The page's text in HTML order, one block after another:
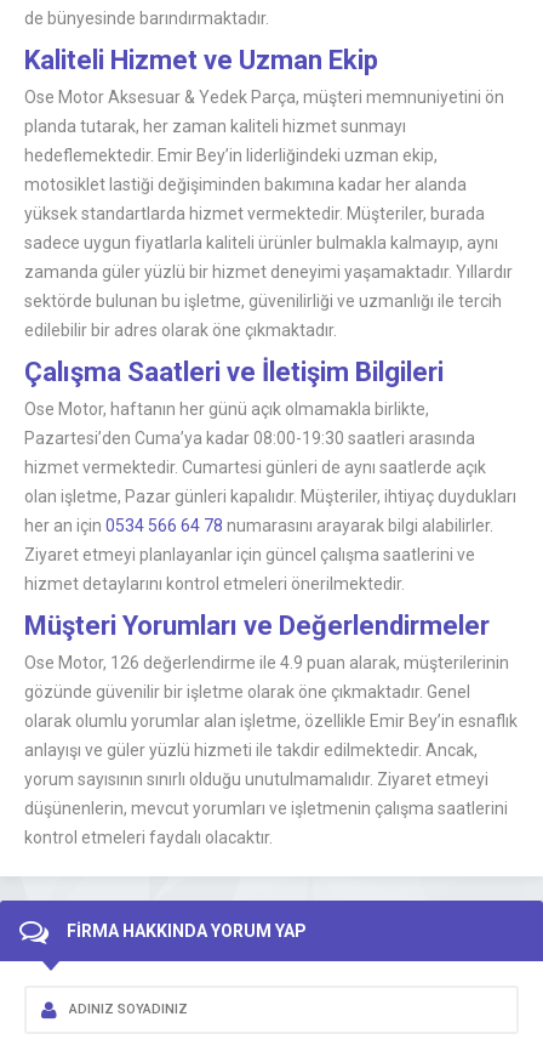
de bünyesinde barındırmaktadır.
Kaliteli Hizmet ve Uzman Ekip
Ose Motor Aksesuar & Yedek Parça, müşteri memnuniyetini ön
planda tutarak, her zaman kaliteli hizmet sunmayı
hedeflemektedir. Emir Bey’in liderliğindeki uzman ekip,
motosiklet lastiği değişiminden bakımına kadar her alanda
yüksek standartlarda hizmet vermektedir. Müşteriler, burada
sadece uygun fiyatlarla kaliteli ürünler bulmakla kalmayıp, aynı
zamanda güler yüzlü bir hizmet deneyimi yaşamaktadır. Yıllardır
sektörde bulunan bu işletme, güvenilirliği ve uzmanlığı ile tercih
edilebilir bir adres olarak öne çıkmaktadır.
Çalışma Saatleri ve İletişim Bilgileri
Ose Motor, haftanın her günü açık olmamakla birlikte,
Pazartesi’den Cuma’ya kadar 08:00-19:30 saatleri arasında
hizmet vermektedir. Cumartesi günleri de aynı saatlerde açık
olan işletme, Pazar günleri kapalıdır. Müşteriler, ihtiyaç duydukları
her an için 0534 566 64 78 numarasını arayarak bilgi alabilirler.
Ziyaret etmeyi planlayanlar için güncel çalışma saatlerini ve
hizmet detaylarını kontrol etmeleri önerilmektedir.
Müşteri Yorumları ve Değerlendirmeler
Ose Motor, 126 değerlendirme ile 4.9 puan alarak, müşterilerinin
gözünde güvenilir bir işletme olarak öne çıkmaktadır. Genel
olarak olumlu yorumlar alan işletme, özellikle Emir Bey’in esnaflık
anlayışı ve güler yüzlü hizmeti ile takdir edilmektedir. Ancak,
yorum sayısının sınırlı olduğu unutulmamalıdır. Ziyaret etmeyi
düşünenlerin, mevcut yorumları ve işletmenin çalışma saatlerini
kontrol etmeleri faydalı olacaktır.
FİRMA HAKKINDA YORUM YAP